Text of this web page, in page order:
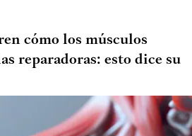
cómo los músculos
reparadoras: esto dice su